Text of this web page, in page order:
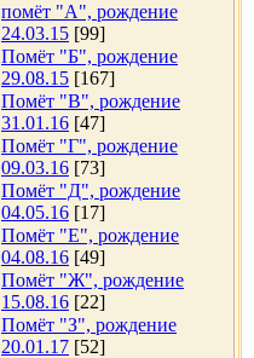
помёт "А", рождение
24.03.15 [99]
Помёт "Б", рождение
29.08.15 [167]
Помёт "В", рождение
31.01.16 [47]
Помёт "Г", рождение
09.03.16 [73]
Помёт "Д", рождение
04.05.16 [17]
Помёт "Е", рождение
04.08.16 [49]
Помёт "Ж", рождение
15.08.16 [22]
Помёт "З", рождение
20.01.17 [52]